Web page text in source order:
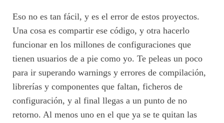
Eso no es tan fácil, y es el error de estos proyectos.
Una cosa es compartir ese código, y otra hacerlo
funcionar en los millones de configuraciones que
tienen usuarios de a pie como yo. Te peleas un poco
para ir superando warnings y errores de compilación,
librerías y componentes que faltan, ficheros de
configuración, y al final llegas a un punto de no
retorno. Al menos uno en el que ya se te quitan las